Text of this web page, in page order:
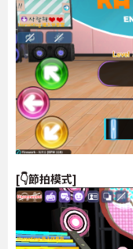
[👇節拍模式]